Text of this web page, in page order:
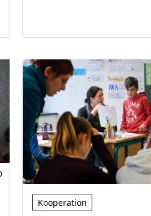
Kooperation